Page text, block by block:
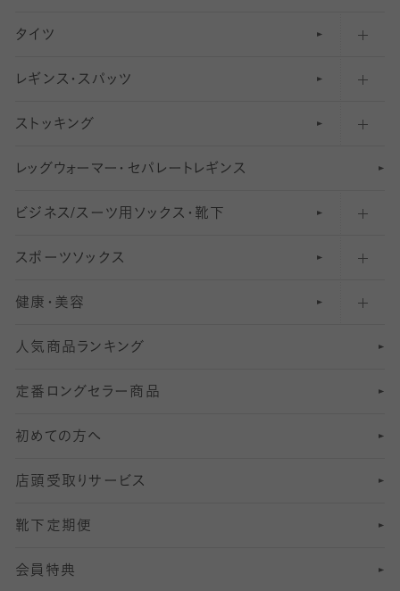
無地・プレーンソックス・靴下
柄ソックス・靴下
スニーカー（くるぶし）用ソックス
アンクル・ショートソックス（くるぶし上）
クルーソックス（ふくらはぎ下）
ハイソックス
オーバーニー・ニーハイソックス
フットカバー・カバーソックス（ふつう）
フットカバー・カバーソックス（浅め）
タイツ
30デニール以下のタイツ（薄手タイツ）
31〜40デニールタイツ
41〜60デニールタイツ
61〜80デニールタイツ
81 〜110デニールタイツ
111〜210デニールタイツ
211デニールタイツ以上（防寒・厚手タイツ）
レギンス・スパッツ
柄レギンス
無地レギンス
レギンスパンツ（レギパン）
マタニティレギンス
5 分丈
6 分丈レギンス
7 分丈 レギンス
8分丈 レギンス
10分丈 レギンス
12分丈レギンス
13分丈レギンス
ストッキング
伝線しにくいストッキング
ショートストッキング
結婚式用ストッキング
美脚ストッキング
オールスルーストッキング
レッ グ ウォー マー ・ セパレー ト レ ギンス
ビジネス/スーツ用 ソックス・靴下
匠シリーズ
フレッシャーズ向けソックス・靴下
冠婚葬祭向けソックス・靴下
スーツカジュアルソックス・靴下
ロングホーズ
スポーツソックス
ランニングソックス・靴下
ゴルフソックス・靴下
サッカー・フットサル用ソックス
ヨガソックス・靴下
スポーツ用レッグウォーマー
SS サイズ（21～23cm）
Sサイズ（22～25cm）
健康・美容
インナーソックス
加圧・着圧ソックス
冷えとり靴下
着圧・加圧タイツ
むくみ対策
足の疲れ対策
人気商品ランキング
定番ロングセラー商品
初めての方へ
店頭受取りサービス
靴下定期便
会員特典